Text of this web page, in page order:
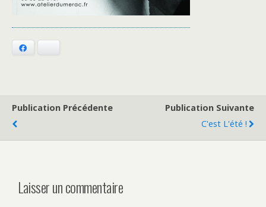
Publication Précédente
Publication Suivante
C'est L'été !
Laisser un commentaire